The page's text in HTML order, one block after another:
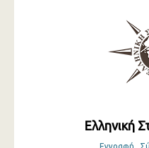
Ελληνική